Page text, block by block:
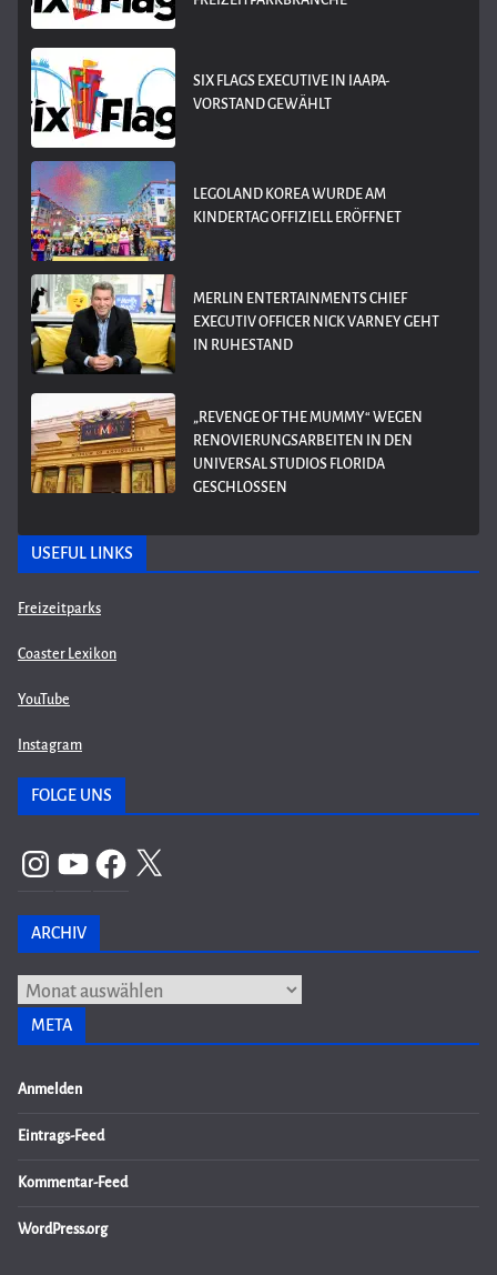
SIX FLAGS EXECUTIVE IN IAAPA-
VORSTAND GEWÄHLT
LEGOLAND KOREA WURDE AM
KINDERTAG OFFIZIELL ERÖFFNET
MERLIN ENTERTAINMENTS CHIEF
EXECUTIV OFFICER NICK VARNEY GEHT
IN RUHESTAND
„REVENGE OF THE MUMMY“ WEGEN
RENOVIERUNGSARBEITEN IN DEN
UNIVERSAL STUDIOS FLORIDA
GESCHLOSSEN
USEFUL LINKS
Freizeitparks
Coaster Lexikon
YouTube
Instagram
FOLGE UNS
InstagramYouTubeFacebook
X
ARCHIV
Archiv
META
Anmelden
Eintrags-Feed
Kommentar-Feed
WordPress.org